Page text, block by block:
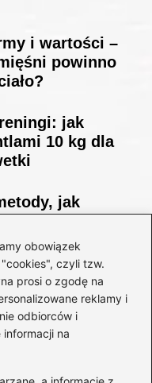
obowiązek
czyli tzw.
prosi o zgodę na
reklamy i
odbiorców i
informacji na
i wartości –
powinno
jak
10 kg dla
jak
90 dni
jak dobrać
sylwetki?